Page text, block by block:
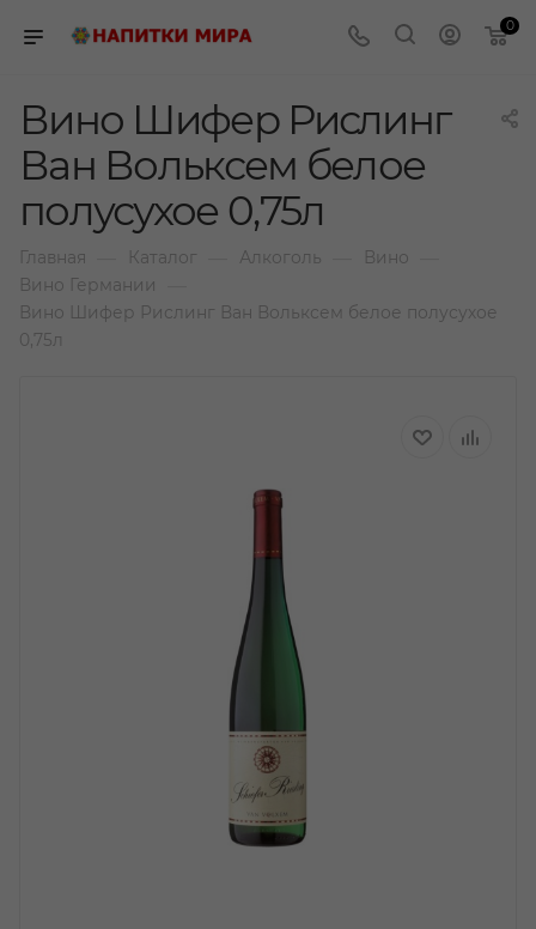
0
Вино Шифер Рислинг
Ван Вольксем белое
полусухое 0,75л
Главная Каталог Алкоголь Вино
Вино Германии
Вино Шифер Рислинг Ван Вольксем белое полусухое
0,75л